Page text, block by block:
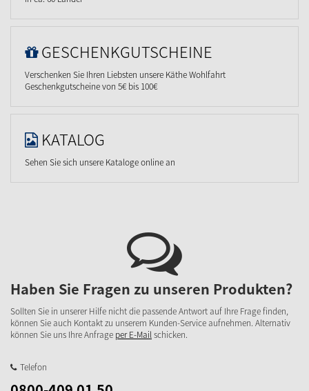
GESCHENKGUTSCHEINE
Verschenken Sie Ihren Liebsten unsere Käthe Wohlfahrt
Geschenkgutscheine von 5€ bis 100€
KATALOG
Sehen Sie sich unsere Kataloge online an
Haben Sie Fragen zu unseren Produkten?
Sollten Sie in unserer Hilfe nicht die passende Antwort auf Ihre Frage finden,
können Sie auch Kontakt zu unserem Kunden-Service aufnehmen. Alternativ
können Sie uns Ihre Anfrage per E-Mailschicken.
Telefon